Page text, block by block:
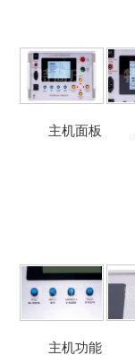
主机面板
主机功能